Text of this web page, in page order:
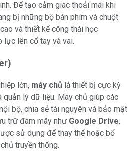
Để tạo cảm giác thoải mái khi
bị những bộ bàn phím và chuột
và thiết kế công thái học
lực lên cổ tay và vai.
lớn, máy chủ là thiết bị cực kỳ
quản lý dữ liệu. Máy chủ giúp các
bộ, chia sẻ tài nguyên và bảo mật
trữ đám mây như Google Drive,
sử dụng để thay thế hoặc bổ
truyền thống.